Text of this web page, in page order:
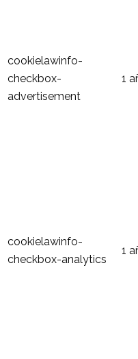
cookielawinfo-
checkbox-
advertisement
1
cookielawinfo-
checkbox-analytics
1